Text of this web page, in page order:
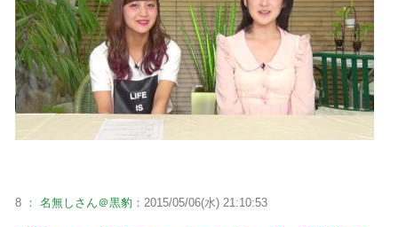
8 ： 名無しさん＠黒豹 ：2015/05/06(水) 21:10:53